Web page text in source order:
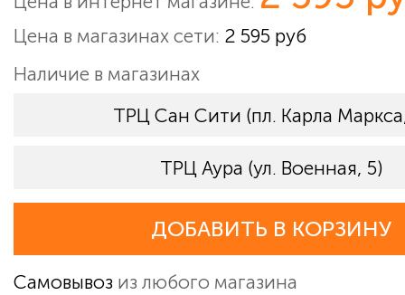
Цена в магазинах сети: 2 595 руб
Наличие в магазинах
ТРЦ Сан Сити (пл. Карла
ТРЦ Аура (ул. Военная, 5)
ДОБАВИТЬ В КОРЗИНУ
Самовывоз из любого магазина